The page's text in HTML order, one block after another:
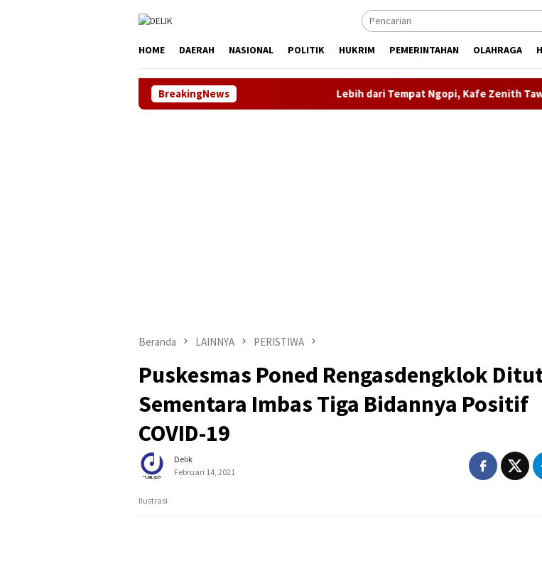
HOME DAERAH NASIONAL POLITIK HUKRIM PEMERINTAHAN OLAHRAGA
BreakingNews Lebih dari Tempat Ngopi, Kafe Zenith Tawarkan Ruang
Beranda LAINNYA PERISTIWA
Puskesmas Poned Rengasdengklok
Sementara Imbas Tiga Bidannya Positif
COVID-19
Delik
Februari 14, 2021
llustrasi